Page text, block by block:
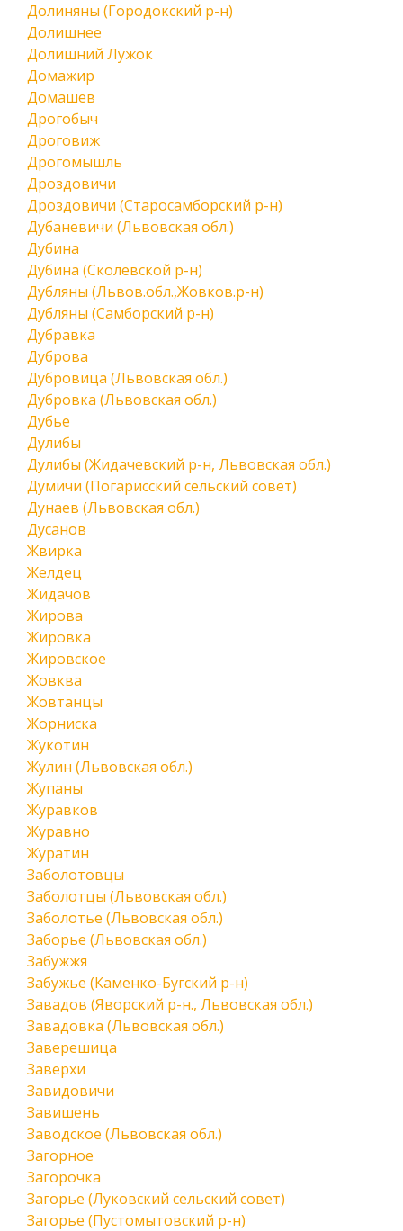
Долиняны (Городокский р-н)
Долишнее
Долишний Лужок
Домажир
Домашев
Дрогобыч
Дроговиж
Дрогомышль
Дроздовичи
Дроздовичи (Старосамборский р-н)
Дубаневичи (Львовская обл.)
Дубина
Дубина (Сколевской р-н)
Дубляны (Львов.обл.,Жовков.р-н)
Дубляны (Самборский р-н)
Дубравка
Дуброва
Дубровица (Львовская обл.)
Дубровка (Львовская обл.)
Дубье
Дулибы
Дулибы (Жидачевский р-н, Львовская обл.)
Думичи (Погарисский сельский совет)
Дунаев (Львовская обл.)
Дусанов
Жвирка
Желдец
Жидачов
Жирова
Жировка
Жировское
Жовква
Жовтанцы
Жорниска
Жукотин
Жулин (Львовская обл.)
Жупаны
Журавков
Журавно
Журатин
Заболотовцы
Заболотцы (Львовская обл.)
Заболотье (Львовская обл.)
Заборье (Львовская обл.)
Забужжя
Забужье (Каменко-Бугский р-н)
Завадов (Яворский р-н., Львовская обл.)
Завадовка (Львовская обл.)
Заверешица
Заверхи
Завидовичи
Завишень
Заводское (Львовская обл.)
Загорное
Загорочка
Загорье (Луковский сельский совет)
Загорье (Пустомытовский р-н)